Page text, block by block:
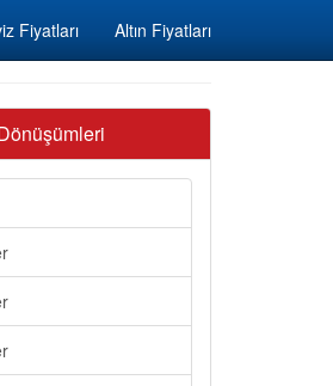
Fiyatları Altın Fiyatları